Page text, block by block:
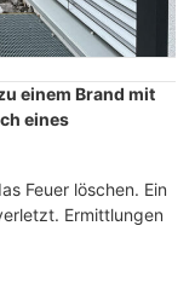
einem Brand mit
eines
Feuer löschen. Ein
Ermittlungen